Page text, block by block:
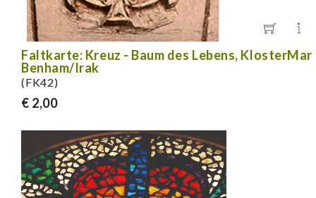
Faltkarte: Kreuz - Baum des Lebens, KlosterMar
Benham/Irak
(FK42)
€ 2,00